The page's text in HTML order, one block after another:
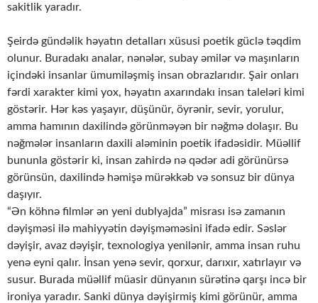
sakitlik yaradır.
Şeirdə gündəlik həyatın detalları xüsusi poetik güclə təqdim
olunur. Buradakı analar, nənələr, subay əmilər və maşınların
içindəki insanlar ümumiləşmiş insan obrazlarıdır. Şair onları
fərdi xarakter kimi yox, həyatın axarındakı insan taleləri kimi
göstərir. Hər kəs yaşayır, düşünür, öyrənir, sevir, yorulur,
amma hamının daxilində görünməyən bir nəğmə dolaşır. Bu
nəğmələr insanların daxili aləminin poetik ifadəsidir. Müəllif
bununla göstərir ki, insan zahirdə nə qədər adi görünürsə
görünsün, daxilində həmişə mürəkkəb və sonsuz bir dünya
daşıyır.
“Ən köhnə filmlər ən yeni dublyajda” misrası isə zamanın
dəyişməsi ilə mahiyyətin dəyişməməsini ifadə edir. Səslər
dəyişir, avaz dəyişir, texnologiya yenilənir, amma insan ruhu
yenə eyni qalır. İnsan yenə sevir, qorxur, darıxır, xatırlayır və
susur. Burada müəllif müasir dünyanın sürətinə qarşı incə bir
ironiya yaradır. Sanki dünya dəyişirmiş kimi görünür, amma